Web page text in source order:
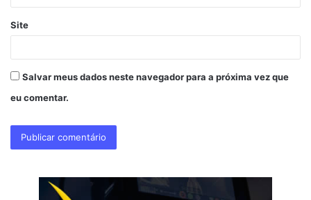
Site
Salvar meus dados neste navegador para a próxima vez que
eu comentar.